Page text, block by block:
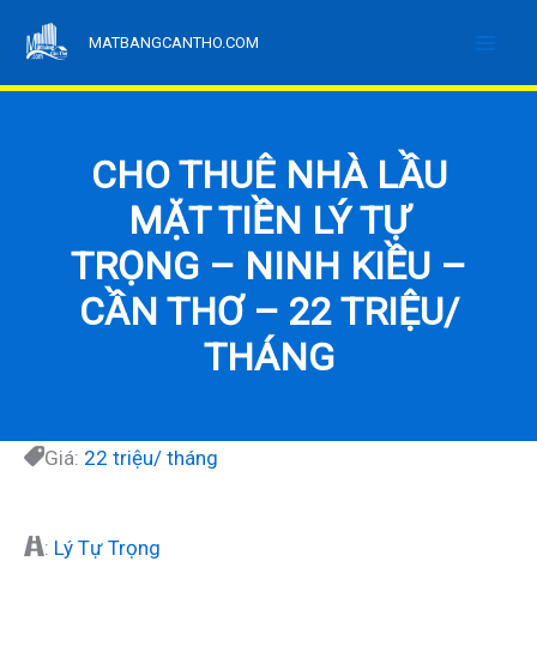
nội
MATBANGCANTHO.COM
CHO THUÊ NHÀ LẦU
MẶT TIỀN LÝ TỰ
TRỌNG – NINH KIỀU –
CẦN THƠ – 22 TRIỆU/
THÁNG
Giá: 22 triệu/ tháng
: Lý Tự Trọng